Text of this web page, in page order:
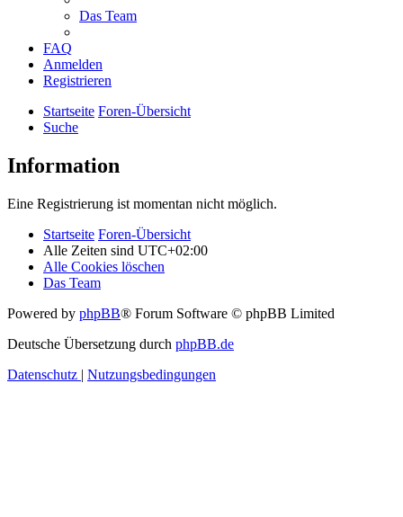
Das Team
FAQ
Anmelden
Registrieren
Startseite Foren-Übersicht
Suche
Information
Eine Registrierung ist momentan nicht möglich.
Startseite Foren-Übersicht
Alle Zeiten sind UTC+02:00
Alle Cookies löschen
Das Team
Powered by phpBB® Forum Software © phpBB Limited
Deutsche Übersetzung durch phpBB.de
Datenschutz | Nutzungsbedingungen